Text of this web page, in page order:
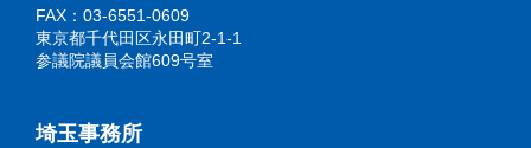
FAX：03-6551-0609
東京都千代田区永田町2-1-1
参議院議員会館609号室
埼玉事務所